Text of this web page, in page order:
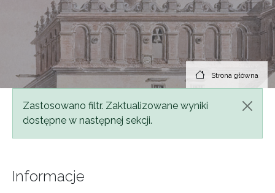
Strona główna
Komunikat
Zastosowano filtr. Zaktualizowane wyniki
dostępne w następnej sekcji.
Informacje